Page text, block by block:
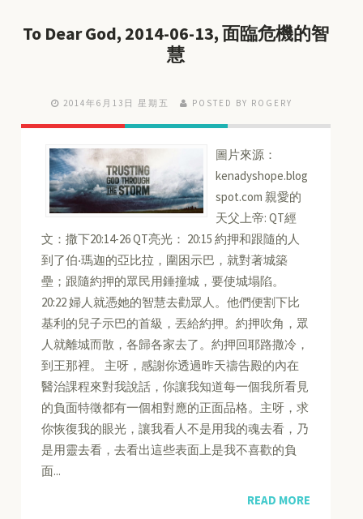
To Dear God, 2014-06-13, 面臨危機的智
慧
2014年6月13日 星期五 POSTED BY ROGERY
圖片來源：
kenadyshope.blog
spot.com 親愛的
天父上帝: QT經
文：撒下20:14-26 QT亮光： 20:15 約押和跟隨的人
到了伯‧瑪迦的亞比拉，圍困示巴，就對著城築
壘；跟隨約押的眾民用錘撞城，要使城塌陷。
20:22 婦人就憑她的智慧去勸眾人。他們便割下比
基利的兒子示巴的首級，丟給約押。約押吹角，眾
人就離城而散，各歸各家去了。約押回耶路撒冷，
到王那裡。 主呀，感謝你透過昨天禱告殿的內在
醫治課程來對我說話，你讓我知道每一個我所看見
的負面特徵都有一個相對應的正面品格。主呀，求
你恢復我的眼光，讓我看人不是用我的魂去看，乃
是用靈去看，去看出這些表面上是我不喜歡的負
面...
READ MORE